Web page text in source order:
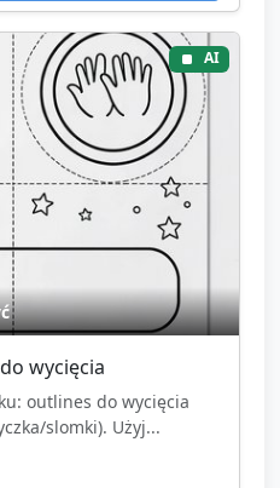
AI
wycięcia
outlines do wycięcia
slomki). Użyj...